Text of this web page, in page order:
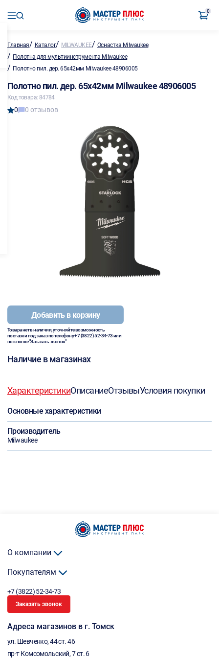
0
Главная/ Каталог/ MILWAUKEE/ Оснастка Milwaukee
/ Полотна для мультиинструмента Milwaukee
/ Полотно пил. дер. 65х42мм Milwaukee 48906005
Полотно пил. дер. 65х42мм Milwaukee 48906005
Код товара: 84784
0 0 отзывов
Добавить в корзину
Товара нет в наличии, уточняйте возможность
поставки под заказ по телефону+7 (3822) 52-34-73или
по кнопке "Заказать звонок"
Наличие в магазинах
ХарактеристикиОписаниеОтзывыУсловия покупки
Основные характеристики
Производитель
Milwaukee
О компании
Покупателям
+7 (3822) 52-34-73
Заказать звонок
Адреса магазинов в г. Томск
ул. Шевченко, 44 ст. 46
пр-т Комсомольский, 7 ст. 6